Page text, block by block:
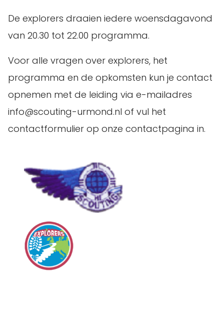
De explorers draaien iedere woensdagavond
van 20.30 tot 22.00 programma.
Voor alle vragen over explorers, het
programma en de opkomsten kun je contact
opnemen met de leiding via e-mailadres
info@scouting-urmond.nl of vul het
contactformulier op onze contactpagina in.